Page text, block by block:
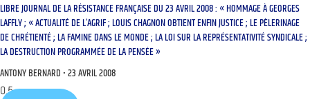
LIBRE JOURNAL DE LA RÉSISTANCE FRANÇAISE DU 23 AVRIL 2008 : « HOMMAGE À GEORGES
LAFFLY ; « ACTUALITÉ DE L’AGRIF ; LOUIS CHAGNON OBTIENT ENFIN JUSTICE ; LE PÈLERINAGE
DE CHRÉTIENTÉ ; LA FAMINE DANS LE MONDE ; LA LOI SUR LA REPRÉSENTATIVITÉ SYNDICALE ;
LA DESTRUCTION PROGRAMMÉE DE LA PENSÉE »
ANTONY BERNARD 23 AVRIL 2008